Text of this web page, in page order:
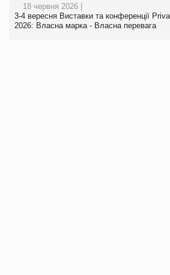
18 червня 2026 |
3-4 вересня Виставки та конференції
2026: Власна марка - Власна перевага